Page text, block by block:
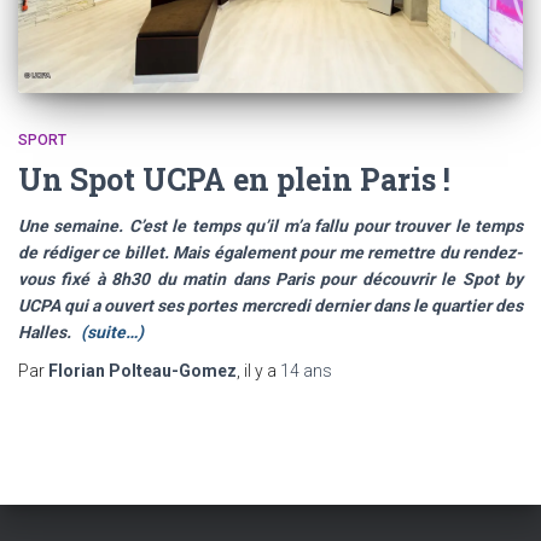
SPORT
Un Spot UCPA en plein Paris !
Une semaine. C’est le temps qu’il m’a fallu pour trouver le temps
de rédiger ce billet. Mais également pour me remettre du rendez-
vous fixé à 8h30 du matin dans Paris pour découvrir le Spot by
UCPA qui a ouvert ses portes mercredi dernier dans le quartier des
Halles. (suite…)
Par Florian Polteau-Gomez , il y a 14 ans